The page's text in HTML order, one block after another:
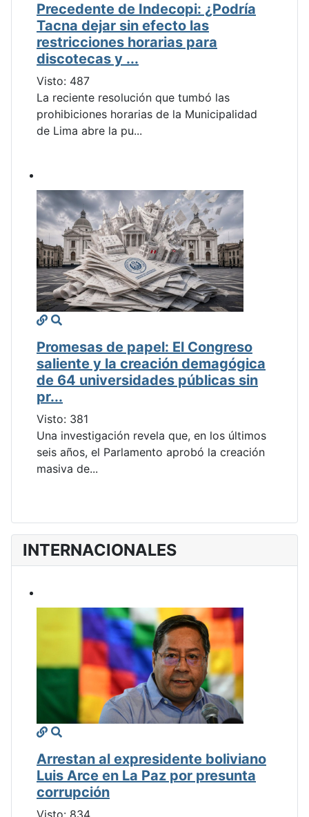
Precedente de Indecopi: ¿Podría
Tacna dejar sin efecto las
restricciones horarias para
discotecas y ...
Visto: 487
La reciente resolución que tumbó las
prohibiciones horarias de la Municipalidad
de Lima abre la pu...
Promesas de papel: El Congreso
saliente y la creación demagógica
de 64 universidades públicas sin
pr...
Visto: 381
Una investigación revela que, en los últimos
seis años, el Parlamento aprobó la creación
masiva de...
INTERNACIONALES
Arrestan al expresidente boliviano
Luis Arce en La Paz por presunta
corrupción